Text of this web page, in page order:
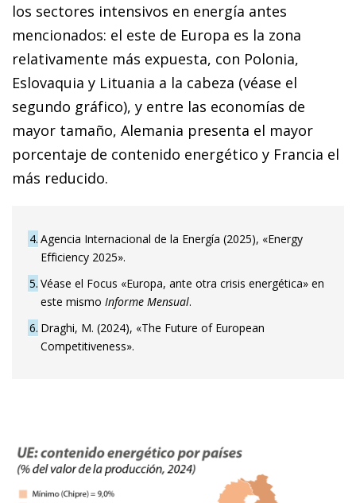
los sectores intensivos en energía antes
mencionados: el este de Europa es la zona
relativamente más expuesta, con Polonia,
Eslovaquia y Lituania a la cabeza (véase el
segundo gráfico), y entre las economías de
mayor tamaño, Alemania presenta el mayor
porcentaje de contenido energético y Francia el
más reducido.
4 Agencia Internacional de la Energía (2025), «Energy
Efficiency 2025».
5 Véase el Focus «Europa, ante otra crisis energética» en
este mismo Informe Mensual.
6 Draghi, M. (2024), «The Future of European
Competitiveness».